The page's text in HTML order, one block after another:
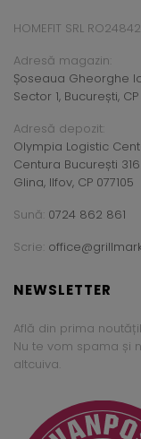
HOMEFIT SRL
Adresă magazin:
Șoseaua Gheorghe
Sector 1, București,
Adresă depozit:
Olympia Logistic
Centura București 316
Glina, Ilfov, CP 077105
Sună: 0724 862 861
Scrie:
NEWSLETTER
Află din prima
Nu te vom spama și
altcuiva.